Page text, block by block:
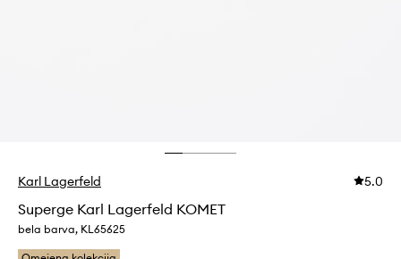
Karl Lagerfeld 5.0
Superge Karl Lagerfeld KOMET
bela barva, KL65625